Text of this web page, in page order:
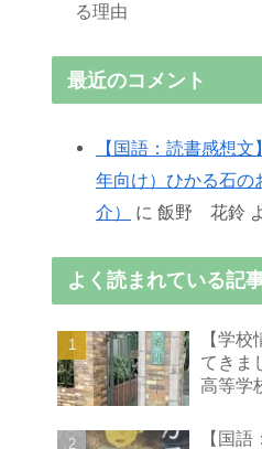
る理由
最近のコメント
【国語：読書感想
年向け）ひかる石の
介）
に 飯野 花鈴
よく読まれている記
【学
てきま
高等学
【国